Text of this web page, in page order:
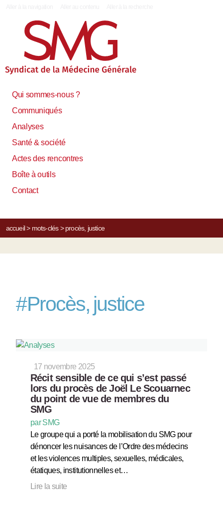
Qui sommes-nous ?
Communiqués
Analyses
Santé & société
Actes des rencontres
Boîte à outils
Contact
accueil> mots-clés> procès, justice
#Procès, justice
17 novembre 2025
Récit sensible de ce qui s’est passé
lors du procès de Joël Le Scouarnec
du point de vue de membres du
SMG
par SMG
Le groupe qui a porté la mobilisation du SMG pour
dénoncer les nuisances de l’Ordre des médecins
et les violences multiples, sexuelles, médicales,
étatiques, institutionnelles et…
Lire la suite